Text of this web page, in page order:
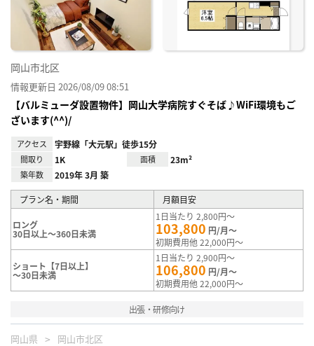
岡山市北区
情報更新日 2026/08/09 08:51
【バルミューダ設置物件】岡山大学病院すぐそば♪WiFi環境もご
ざいます(^^)/
アクセス 宇野線「大元駅」徒歩15分
間取り 1K 面積 23m²
築年数 2019年 3月 築
プラン名・期間 月額目安
ロング
30日以上～360日未満
1日当たり 2,800円～
103,800 円/月～
初期費用他 22,000円～
ショート【7日以上】
～30日未満
1日当たり 2,900円～
106,800 円/月～
初期費用他 22,000円～
出張・研修向け
岡山県 岡山市北区